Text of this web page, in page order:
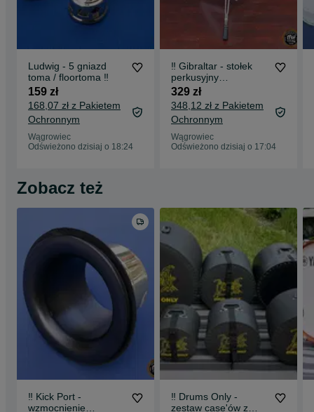
Ludwig - 5 gniazd
toma / floortoma ‼️
159 zł
168,07 zł z Pakietem
Ochronnym
Wągrowiec
Odświeżono dzisiaj o 18:24
‼️ Gibraltar - stołek
perkusyjny
motocyklowy 6608 ‼️
329 zł
348,12 zł z Pakietem
Ochronnym
Wągrowiec
Odświeżono dzisiaj o 17:04
Zobacz też
‼️ Kick Port -
wzmocnienie
‼️ Drums Only -
zestaw case'ów z